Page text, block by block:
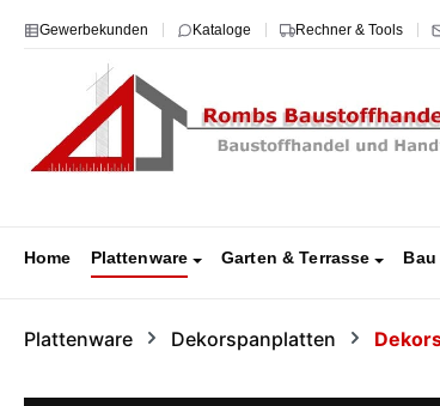
Hauptinhalt springen
Zur Suche springen
Zur Hauptnavigation springen
Gewerbekunden Kataloge Rechner & Tools
Home Plattenware Garten & Terrasse Bau
Plattenware Dekorspanplatten